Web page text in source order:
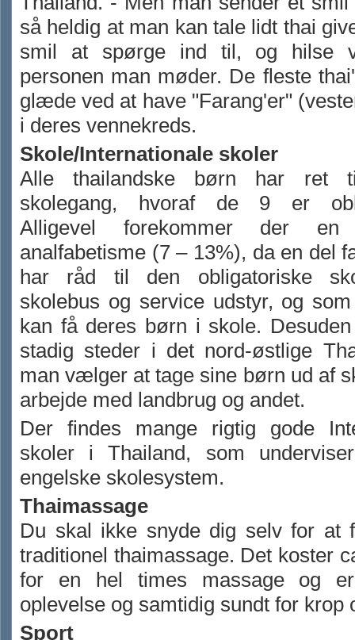
så heldig at man kan tale lidt thai
smil at spørge ind til, og hilse
personen man møder. De fleste
glæde ved at have "Farang'er"
i deres vennekreds.
Skole/Internationale skoler
Alle thailandske børn har ret
skolegang, hvoraf de 9 er
Alligevel forekommer der
analfabetisme (7 – 13%), da en del
har råd til den obligatoriske
skolebus og service udstyr, og
kan få deres børn i skole.
stadig steder i det nord-østlige
man vælger at tage sine børn ud af
arbejde med landbrug og andet.
Der findes mange rigtig gode
skoler i Thailand, som
engelske skolesystem.
Thaimassage
Du skal ikke snyde dig selv for at
traditionel thaimassage. Det koster
for en hel times massage og
oplevelse og samtidig sundt for
Sport